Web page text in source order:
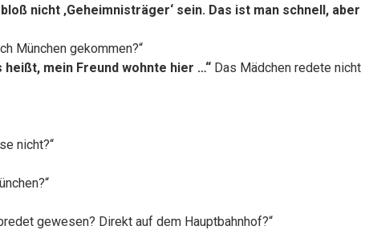
nicht ‚Geheimnisträger‘ sein. Das ist man schnell, aber
München gekommen?“
heißt, mein Freund wohnte hier …“ Das Mädchen redete nicht
nicht?“
gewesen? Direkt auf dem Hauptbahnhof?“